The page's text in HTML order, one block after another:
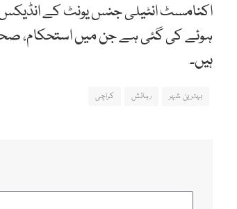
اکنامسٹ انٹیلی جنس یونٹ کے
ہوئے کی گئی ہے جن میں استحکام، صحت
ہیں۔
بہترین شہر رہائش کراچی